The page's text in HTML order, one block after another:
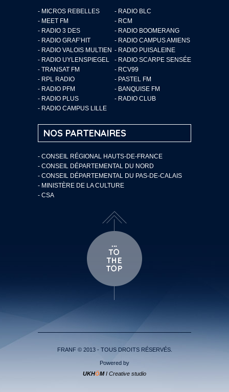
- MICROS REBELLES
- RADIO BLC
- MEET FM
- RCM
- RADIO 3 DES
- RADIO BOOMERANG
- RADIO GRAF’HIT
- RADIO CAMPUS AMIENS
- RADIO VALOIS MULTIEN - RADIO PUISALEINE
- RADIO UYLENSPIEGEL
- RADIO SCARPE SENSÉE
- TRANSAT FM
- RCV99
- RPL RADIO
- PASTEL FM
- RADIO PFM
- BANQUISE FM
- RADIO PLUS
- RADIO CLUB
- RADIO CAMPUS LILLE
NOS PARTENAIRES
- CONSEIL RÉGIONAL HAUTS-DE-FRANCE
- CONSEIL DÉPARTEMENTAL DU NORD
- CONSEIL DÉPARTEMENTAL DU PAS-DE-CALAIS
- MINISTÈRE DE LA CULTURE
- CSA
FRANF © 2013 - TOUS DROITS RÉSERVÉS.
Powered by
UKHÖMI Creative studio